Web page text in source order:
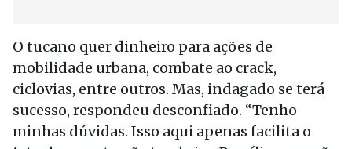
O tucano quer dinheiro para ações de
mobilidade urbana, combate ao crack,
ciclovias, entre outros. Mas, indagado se terá
sucesso, respondeu desconfiado. “Tenho
minhas dúvidas. Isso aqui apenas facilita o